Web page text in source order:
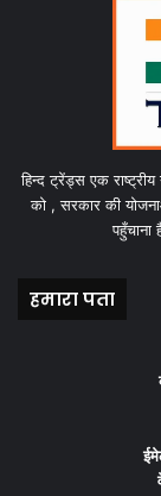
हिन्द ट्रेंड्स एक
को , सरकार की
हमारा पता